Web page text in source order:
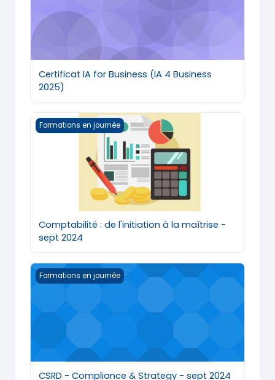
Certificat IA for Business (IA 4 Business
2025)
Comptabilité : de l'initiation à la maîtrise - sept 2024
Formations en journée
Comptabilité : de l'initiation à la maîtrise -
sept 2024
CSRD - Compliance &amp; Strategy - sept 2024
Formations en journée
CSRD - Compliance & Strategy - sept 2024